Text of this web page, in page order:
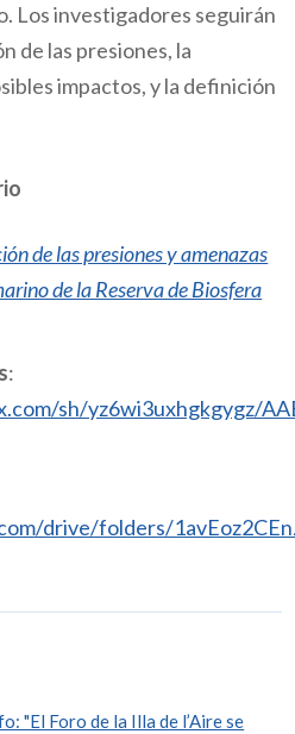
Los investigadores seguirán
de las presiones, la
impactos, y la definición
de las presiones y amenazas
de la Reserva de Biosfera
:
sh/yz6wi3uxhgkgygz/
drive/folders/
"El Foro de la Illa de l’Aire se